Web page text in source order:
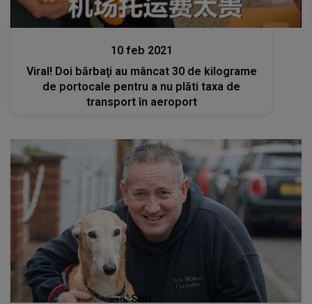
10 feb 2021
Viral! Doi bărbaţi au mâncat 30 de kilograme
de portocale pentru a nu plăti taxa de
transport în aeroport
Stiri